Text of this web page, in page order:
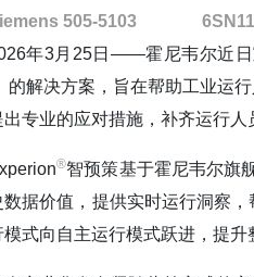
505-5103
年3月25日——霍尼韦尔近日
的解决方案，旨在帮助工业运
出专业的应对措施，补齐运行人
®️智预策基于霍尼韦尔旗
数据价值，提供实时运行洞察
模式向自主运行模式跃进，提升